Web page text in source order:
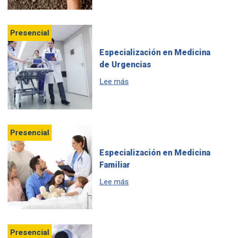
Presencial
Especialización en Medicina
de Urgencias
Lee más
Presencial
Especialización en Medicina
Familiar
Lee más
Presencial